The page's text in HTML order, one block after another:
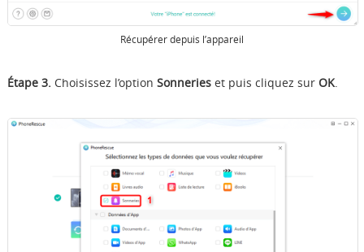
Récupérer depuis l’appareil
Étape 3.Choisissez l’option Sonnerieset puis cliquez sur OK.